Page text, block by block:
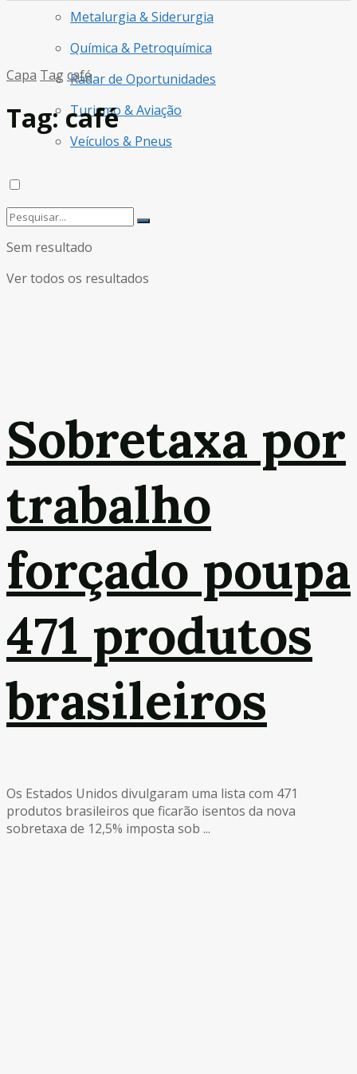
Metalurgia & Siderurgia
Química & Petroquímica
Radar de Oportunidades
Turismo & Aviação
Veículos & Pneus
Sem resultado
Ver todos os resultados
Capa Tagcafé
Tag:café
Sobretaxa por
trabalho
forçado poupa
471 produtos
brasileiros
Os Estados Unidos divulgaram uma lista com 471
produtos brasileiros que ficarão isentos da nova
sobretaxa de 12,5% imposta sob ...